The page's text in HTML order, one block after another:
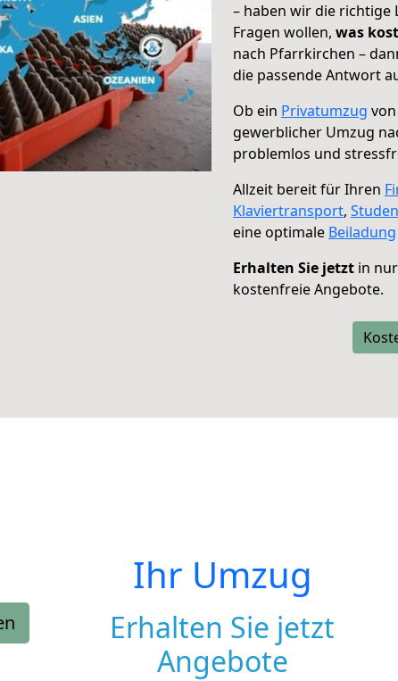
– haben wir die richtige
Fragen wollen, was
nach Pfarrkirchen –
die passende Antwort
Ob ein Privatumzug
gewerblicher Umzug
problemlos und
Allzeit bereit für Ihren
Klaviertransport,
eine optimale Beiladung
Erhalten Sie jetzt in
kostenfreie Angebote.
Ihr Umzug
Erhalten Sie jetzt
Angebote